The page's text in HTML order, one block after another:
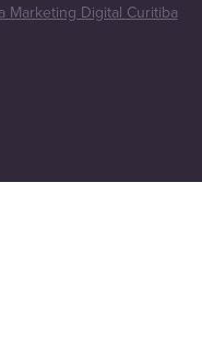
Marketing Digital Curitiba